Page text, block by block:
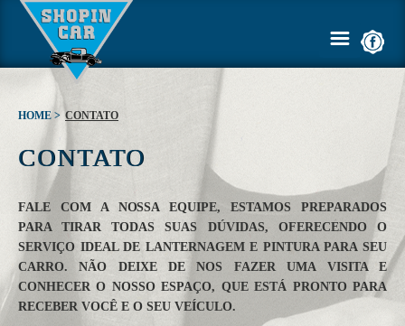
SERVIÇOS
GALERIA
HOME > CONTATO
CONTATO
FALE COM A NOSSA EQUIPE, ESTAMOS PREPARADOS
PARA TIRAR TODAS SUAS DÚVIDAS, OFERECENDO O
SERVIÇO IDEAL DE LANTERNAGEM E PINTURA PARA SEU
CARRO. NÃO DEIXE DE NOS FAZER UMA VISITA E
CONHECER O NOSSO ESPAÇO, QUE ESTÁ PRONTO PARA
RECEBER VOCÊ E O SEU VEÍCULO.